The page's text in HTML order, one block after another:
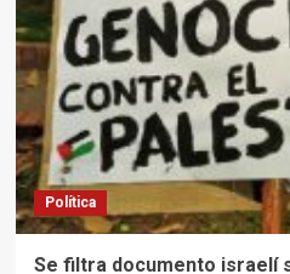
étnica
y
transferencia
de
palestinos
al
desierto
del
Sinaí
Política
Se filtra documento israelí